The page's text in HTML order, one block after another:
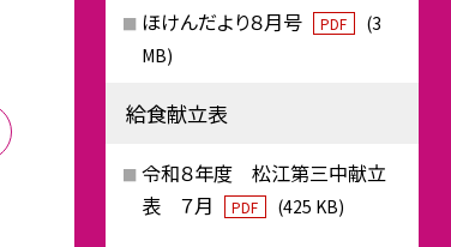
ほけんだより８月号 PDF
(3
MB)
給食献立表
令和８年度 松江第三中献立
表 ７月
PDF (425 KB)